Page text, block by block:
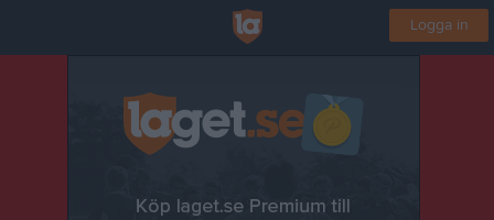
Logga in